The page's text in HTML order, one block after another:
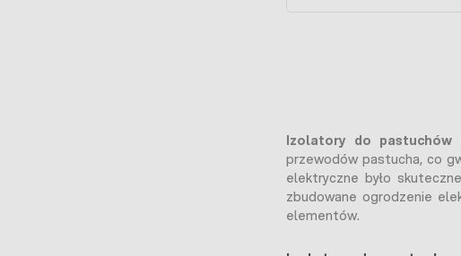
Izolatory do pastuchów
przewodów pastucha, co
elektryczne było
zbudowane ogrodzenie
elementów.